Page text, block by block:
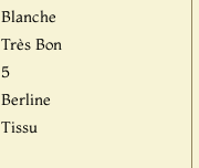
Blanche
Très Bon
5
Berline
Tissu